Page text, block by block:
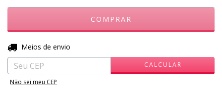
Entregas para o CEP:
Meios de envio
CALCULAR
Não sei meu CEP